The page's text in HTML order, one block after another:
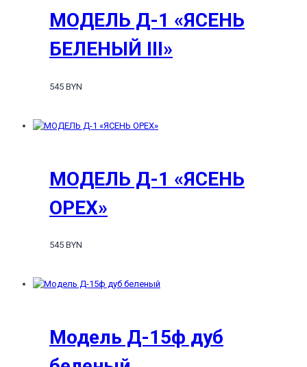
МОДЕЛЬ Д-1 «ЯСЕНЬ
БЕЛЕНЫЙ III»
545 BYN
МОДЕЛЬ Д-1 «ЯСЕНЬ
ОРЕХ»
545 BYN
Модель Д-15ф дуб